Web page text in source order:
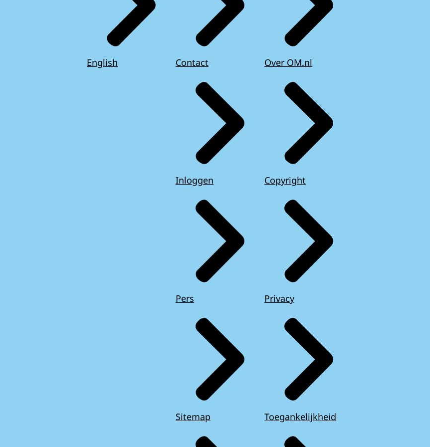
English Contact
Inloggen
Pers
Sitemap
Over OM.nl
Copyright
Privacy
Toegankelijkheid